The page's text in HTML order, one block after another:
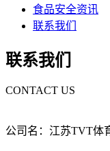
食品安全资讯
联系我们
联系我们
CONTACT US
公司名：江苏TVT体